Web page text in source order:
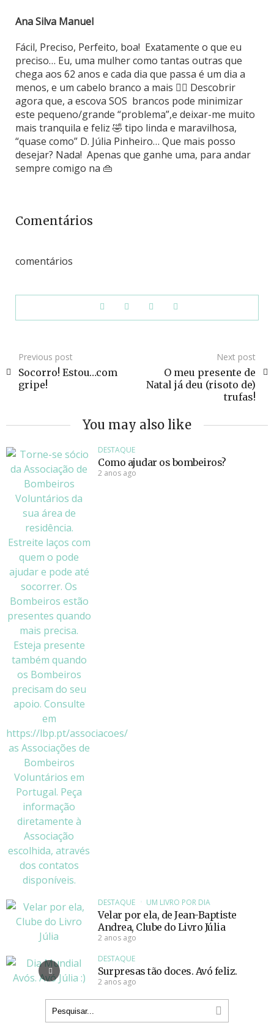
Ana Silva Manuel
Fácil, Preciso, Perfeito, boa! Exatamente o que eu
preciso… Eu, uma mulher como tantas outras que
chega aos 62 anos e cada dia que passa é um dia a
menos, e um cabelo branco a mais 🤷‍♀️ Descobrir
agora que, a escova SOS brancos pode minimizar
este pequeno/grande “problema”,e deixar-me muito
mais tranquila e feliz 🤣 tipo linda e maravilhosa,
“quase como” D. Júlia Pinheiro… Que mais posso
desejar? Nada! Apenas que ganhe uma, para andar
sempre comigo na 👜
Comentários
comentários
Previous post
Socorro! Estou…com
gripe!
Next post
O meu presente de
Natal já deu (risoto de)
trufas!
You may also like
DESTAQUE
Como ajudar os bombeiros?
2 anos ago
DESTAQUE UM LIVRO POR DIA
Velar por ela, de Jean-Baptiste
Andrea, Clube do Livro Júlia
2 anos ago
DESTAQUE
Surpresas tão doces. Avó feliz.
2 anos ago